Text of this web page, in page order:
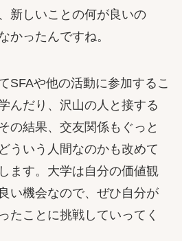
新しいことの何が良いの
かったんですね。
SFAや他の活動に参加するこ
んだり、沢山の人と接する
の結果、交友関係もぐっと
ういう人間なのかも改めて
ます。大学は自分の価値観
い機会なので、ぜひ自分が
たことに挑戦していってく